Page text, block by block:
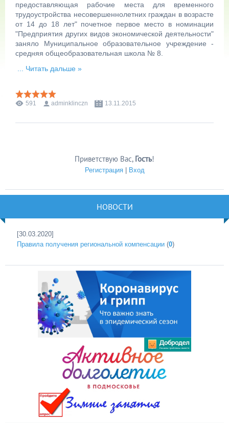
предоставляющая рабочие места для временного
трудоустройства несовершеннолетних граждан в возрасте
от 14 до 18 лет" почетное первое место в номинации
"Предприятия других видов экономической деятельности"
заняло Муниципальное образовательное учреждение -
средняя общеобразовательная школа № 8.
Читать дальше »
591 adminklinczn 13.11.2015
Приветствую Вас, Гость!
Регистрация| Вход
НОВОСТИ
[30.03.2020]
Правила получения региональной компенсации (0)